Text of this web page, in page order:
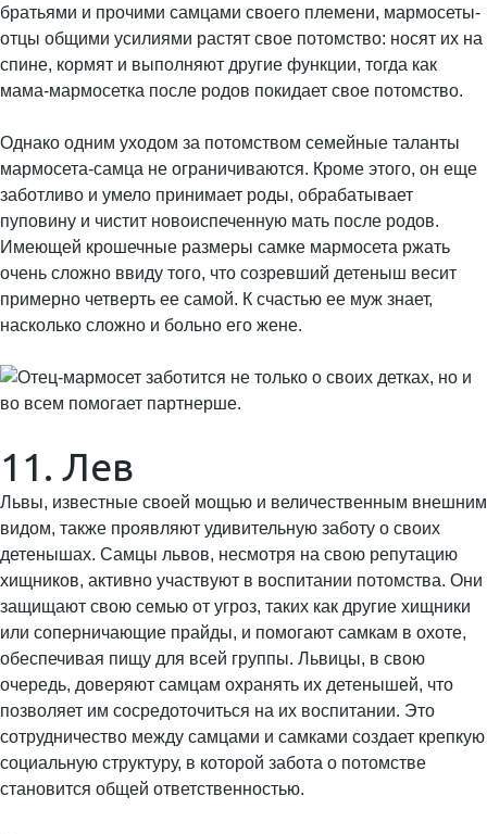
братьями и прочими самцами своего племени, мармосеты-
отцы общими усилиями растят свое потомство: носят их на
спине, кормят и выполняют другие функции, тогда как
мама-мармосетка после родов покидает свое потомство.
Однако одним уходом за потомством семейные таланты
мармосета-самца не ограничиваются. Кроме этого, он еще
заботливо и умело принимает роды, обрабатывает
пуповину и чистит новоиспеченную мать после родов.
Имеющей крошечные размеры самке мармосета ржать
очень сложно ввиду того, что созревший детеныш весит
примерно четверть ее самой. К счастью ее муж знает,
насколько сложно и больно его жене.
11. Лев
Львы, известные своей мощью и величественным внешним
видом, также проявляют удивительную заботу о своих
детенышах. Самцы львов, несмотря на свою репутацию
хищников, активно участвуют в воспитании потомства. Они
защищают свою семью от угроз, таких как другие хищники
или соперничающие прайды, и помогают самкам в охоте,
обеспечивая пищу для всей группы. Львицы, в свою
очередь, доверяют самцам охранять их детенышей, что
позволяет им сосредоточиться на их воспитании. Это
сотрудничество между самцами и самками создает крепкую
социальную структуру, в которой забота о потомстве
становится общей ответственностью.